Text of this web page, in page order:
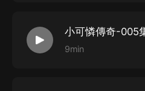
小可憐傳奇-005
9min